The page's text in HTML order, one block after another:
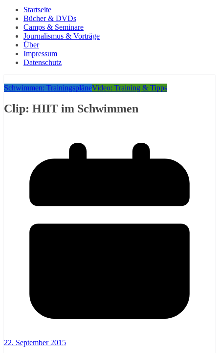
Startseite
Bücher & DVDs
Camps & Seminare
Journalismus & Vorträge
Über
Impressum
Datenschutz
Schwimmen: TrainingspläneVideo: Training & Tipps
Clip: HIIT im Schwimmen
22. September 2015